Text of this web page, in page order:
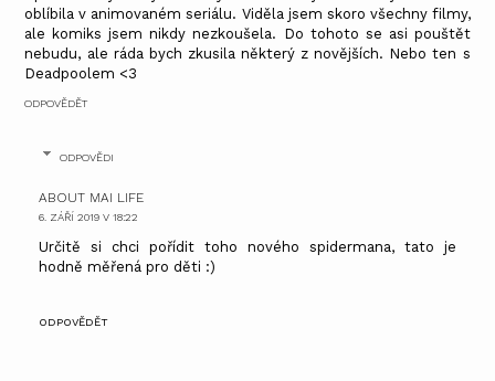
oblíbila v animovaném seriálu. Viděla jsem skoro všechny filmy,
ale komiks jsem nikdy nezkoušela. Do tohoto se asi pouštět
nebudu, ale ráda bych zkusila některý z novějších. Nebo ten s
Deadpoolem <3
ODPOVĚDĚT
ODPOVĚDI
ABOUT MAI LIFE
6. ZÁŘÍ 2019 V 18:22
Určitě si chci pořídit toho nového spidermana, tato je
hodně měřená pro děti :)
ODPOVĚDĚT